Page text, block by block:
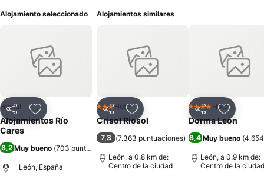
Alojamiento seleccionado
CompartirAgregar a favoritos
Hostal
Alojamientos Río
Cares
8,2Muy bueno (703 puntuaciones
León, España
Alojamientos similares
CompartirAgregar a favoritos
3 Estrellas
Hotel
Crisol Riosol
7,3 (7.363 puntuaciones)
León, a 0.8 km de:
Centro de la ciudad
CompartirAgregar
4 EstrellasHotel
Dorma Leon
8,4Muy bueno (
León, a 0.9 km de:
Centro de la ciudad